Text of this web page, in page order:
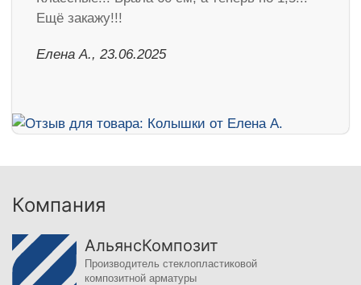
Ещё закажу!!!
Елена А., 23.06.2025
Компания
АльянсКомпозит
Производитель стеклопластиковой
композитной арматуры